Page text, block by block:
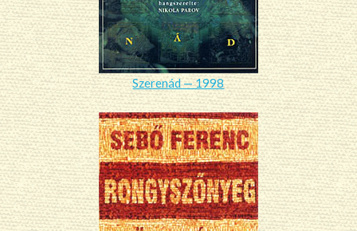
Szerenád — 1998